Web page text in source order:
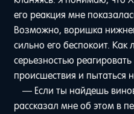
его реакция мне
Возможно, воришка
сильно его беспокоит.
серьезностью
происшествия и пытаться
— Если ты найдешь
рассказал мне об этом в